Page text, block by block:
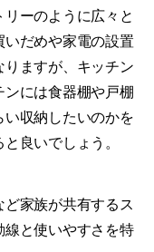
ーのように広々と
いだめや家電の設置
ますが、キッチン
には食器棚や戸棚
収納したいのかを
良いでしょう。
家族が共有するス
と使いやすさを特